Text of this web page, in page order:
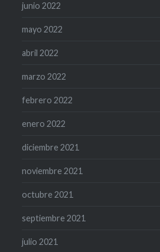
junio 2022
mayo 2022
abril 2022
marzo 2022
febrero 2022
enero 2022
diciembre 2021
noviembre 2021
octubre 2021
septiembre 2021
julio 2021